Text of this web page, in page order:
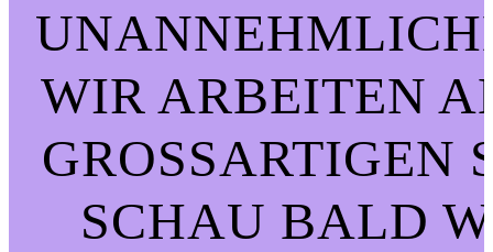
WIR ARBEITEN
GROSSARTIGEN
CHAU BALD